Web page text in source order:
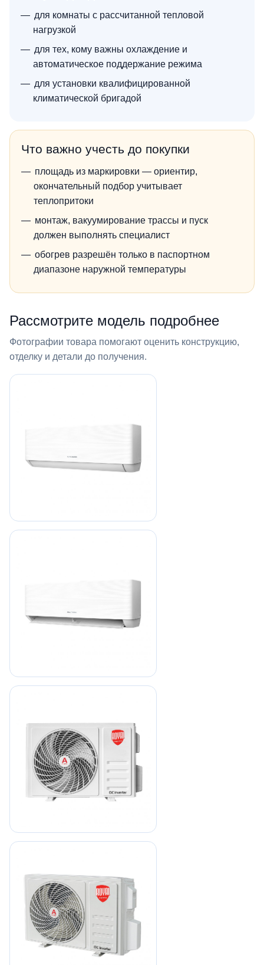
для комнаты с рассчитанной тепловой
нагрузкой
для тех, кому важны охлаждение и
автоматическое поддержание режима
для установки квалифицированной
климатической бригадой
Что важно учесть до покупки
площадь из маркировки — ориентир,
окончательный подбор учитывает
теплопритоки
монтаж, вакуумирование трассы и пуск
должен выполнять специалист
обогрев разрешён только в паспортном
диапазоне наружной температуры
Рассмотрите модель подробнее
Фотографии товара помогают оценить конструкцию,
отделку и детали до получения.